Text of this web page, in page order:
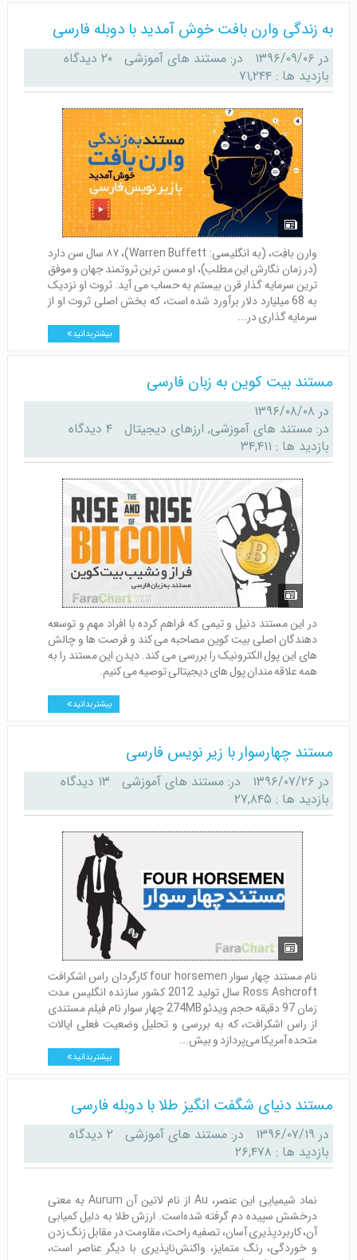
به زندگی وارن بافت خوش آمدید با دوبله فارسی
در ۱۳۹۶/۰۹/۰۶ در: مستند های آموزشی
۲۰ دیدگاه
بازدید ها : ۷۱,۲۴۴
وارن بافِت، (به انگلیسی: Warren Buffett)، ۸۷ سال سن دارد
(در زمان نگارش این مطلب)، او مسن ترین ثروتمند جهان و موفق
ترین سرمایه گذار قرن بیستم به حساب می آید. ثروت او نزدیک
به 68 میلیارد دلار برآورد شده است، که بخش اصلی ثروت او از
سرمایه گذاری در...
بیشتر بدانید
مستند بیت کوین به زبان فارسی
در ۱۳۹۶/۰۸/۰۸
در: مستند های آموزشی, ارزهای دیجیتال
۴ دیدگاه
بازدید ها : ۳۴,۴۱۱
در این مستند دنیل و تیمی که فراهم کرده با افراد مهم و توسعه
دهندگان اصلی بیت کوین مصاحبه می کند و فرصت ها و چالش
های این پول الکترونیک را بررسی می کند. دیدن این مستند را به
همه علاقه مندان پول های دیجیتالی توصیه می کنیم.
بیشتر بدانید
مستند چهارسوار با زیر نویس فارسی
در ۱۳۹۶/۰۷/۲۶ در: مستند های آموزشی
۱۳ دیدگاه
بازدید ها : ۲۷,۸۴۵
نام مستند چهار سوار four horsemen کارگردان راس اشکرافت
Ross Ashcroft سال تولید 2012 کشور سازنده انگلیس مدت
زمان 97 دقیقه حجم ویدئو 274MB چهار سوار نام فیلم مستندی
از راس اشکرافت، که به بررسی و تحلیل وضعیت فعلی ایالات
متحده آمریکا می‌پردازد و بیش...
بیشتر بدانید
مستند دنیای شگفت انگیز طلا با دوبله فارسی
در ۱۳۹۶/۰۷/۱۹ در: مستند های آموزشی
۲ دیدگاه
بازدید ها : ۲۶,۴۷۸
نماد شیمیایی این عنصر، Au از نام لاتین آن Aurum به معنی
درخشش سپیده دم گرفته شده‌است. ارزش طلا به دلیل کمیابی
آن، کاربردپذیری آسان، تصفیه راحت، مقاومت در مقابل زنگ ‌زدن
و خوردگی، رنگ متمایز، واکنش‌ناپذیری با دیگر عناصر است،